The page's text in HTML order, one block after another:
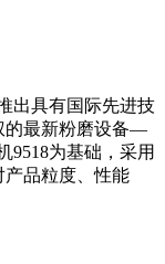
出具有国际先进技
的最新粉磨设备—
9518为基础，采用
产品粒度、性能